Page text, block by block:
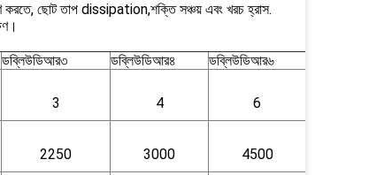
করতে, ছোট তাপ dissipation,শক্তি সঞ্চয় এবং খরচ হ্রাস.
ডব্লিউডিআর৩ ডব্লিউডিআর৪
ডব্লিউডিআর৬
3 4
6
2250 3000
4500